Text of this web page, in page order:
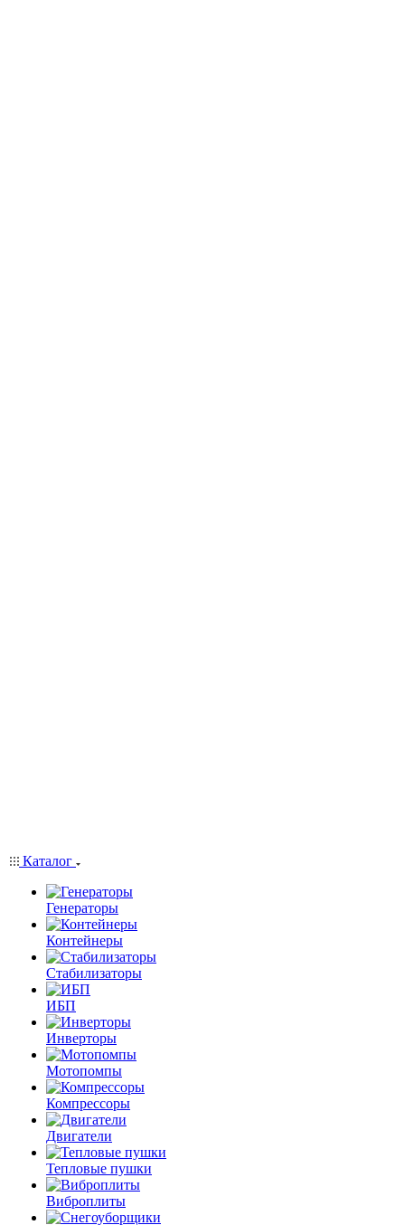
Каталог
Генераторы
Контейнеры
Стабилизаторы
ИБП
Инверторы
Мотопомпы
Компрессоры
Двигатели
Тепловые пушки
Виброплиты